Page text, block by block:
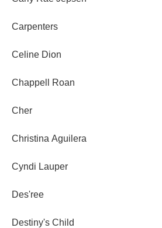
Carpenters
Celine Dion
Chappell Roan
Cher
Christina Aguilera
Cyndi Lauper
Des'ree
Destiny's Child